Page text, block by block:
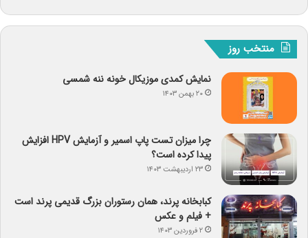
منتخب روز
نمایش کمدی موزیکال خونه ننه شمسی
۲۰ بهمن ۱۴۰۳
چرا میزان تست پاپ اسمیر و آزمایش HPV افزایش
پیدا کرده است؟
۲۳ اردیبهشت ۱۴۰۳
کبابخانه پرند، همان رستوران بزرگ قدیمی پرند است
+ فیلم و عکس
۲ فروردین ۱۴۰۳